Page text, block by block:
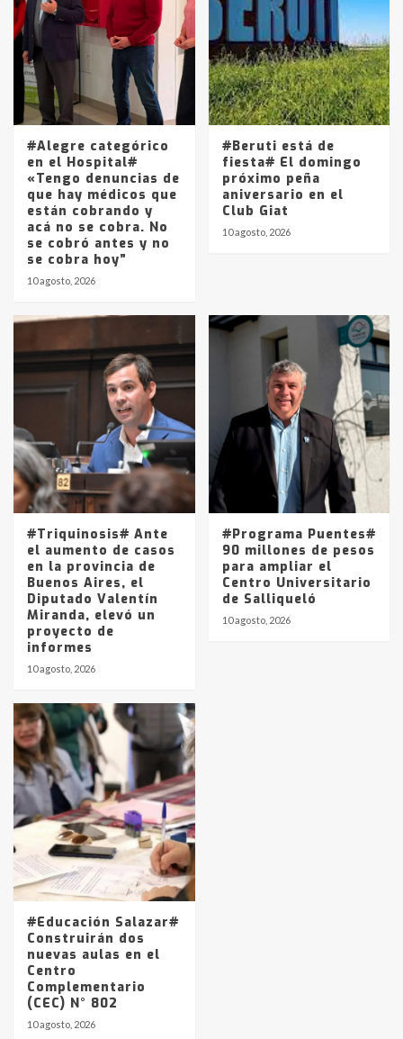
4
joven de Trenque Lauquen
5
Los precios de los combustibles en
La Pampa, desde YPF hasta Axion
entre 857 a 1338 pesos
#Alegre categórico
en el Hospital#
«Tengo denuncias de
que hay médicos que
están cobrando y
acá no se cobra. No
se cobró antes y no
se cobra hoy”
10 agosto, 2026
#Beruti está de
fiesta# El domingo
próximo peña
aniversario en el
Club Giat
10 agosto, 2026
#Triquinosis# Ante
el aumento de casos
en la provincia de
Buenos Aires, el
Diputado Valentín
Miranda, elevó un
proyecto de
informes
10 agosto, 2026
#Programa Puentes#
90 millones de pesos
para ampliar el
Centro Universitario
de Salliqueló
10 agosto, 2026
#Educación Salazar#
Construirán dos
nuevas aulas en el
Centro
Complementario
(CEC) N° 802
10 agosto, 2026